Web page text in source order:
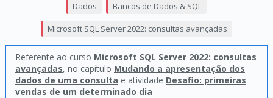
Dados Bancos de Dados & SQL
Microsoft SQL Server 2022: consultas avançadas
Referente ao curso Microsoft SQL Server 2022: consultas
avançadas, no capítulo Mudando a apresentação dos
dados de uma consulta e atividade Desafio: primeiras
vendas de um determinado dia